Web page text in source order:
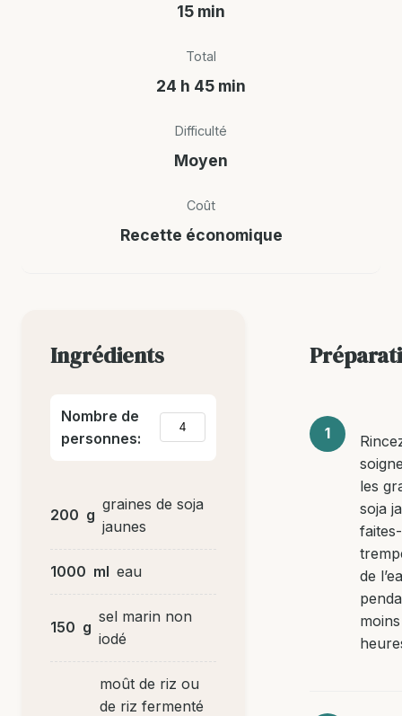
15 min
Total
24 h 45 min
Difficulté
Moyen
Coût
Recette économique
Ingrédients
Nombre de
personnes:
200 g
graines de soja
jaunes
1000 ml eau
150 g
sel marin non
iodé
moût de riz ou
de riz fermenté
les
soja
de